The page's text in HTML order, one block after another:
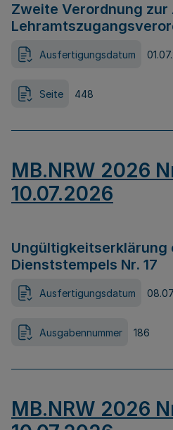
Zweite Verordnung zur
Ausfertigungsdatum
Seite 448
MB.NRW 2026
10.07.2026
Ungültigkeitserklärung
Dienststempels Nr. 17
Ausfertigungsdatum
Ausgabennummer 186
MB.NRW 2026